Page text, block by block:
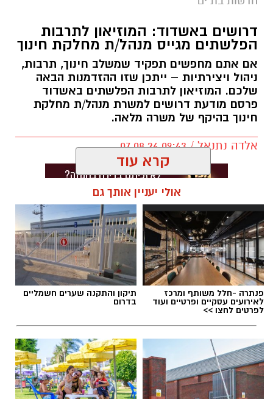
דרושים באשדוד: המוזיאון לתרבות
הפלשתים מגייס מנהל/ת מחלקת חינוך
אם אתם מחפשים תפקיד שמשלב חינוך, תרבות,
ניהול ויצירתיות – ייתכן שזו ההזדמנות הבאה
שלכם. המוזיאון לתרבות הפלשתים באשדוד
פרסם מודעת דרושים למשרת מנהל/ת מחלקת
חינוך בהיקף של משרה מלאה.
אלדה נתנאל / 09:43 07.08.26
תגים:דרושים באשדוד
קרא עוד
אולי יעניין אותך גם
פנתרה -חלל משותף ומרכז
לאירועים עסקיים ופרטיים ועוד
לפרטים לחצו >>
תיקון והתקנה שערים חשמליים
בדרום